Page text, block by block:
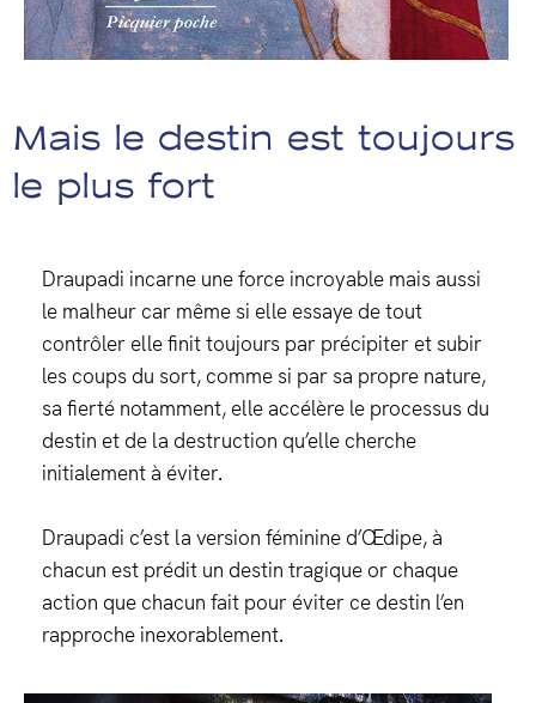
Mais le destin est toujours
le plus fort
Draupadi incarne une force incroyable mais aussi
le malheur car même si elle essaye de tout
contrôler elle finit toujours par précipiter et subir
les coups du sort, comme si par sa propre nature,
sa fierté notamment, elle accélère le processus du
destin et de la destruction qu’elle cherche
initialement à éviter.
Draupadi c’est la version féminine d’Œdipe, à
chacun est prédit un destin tragique or chaque
action que chacun fait pour éviter ce destin l’en
rapproche inexorablement.